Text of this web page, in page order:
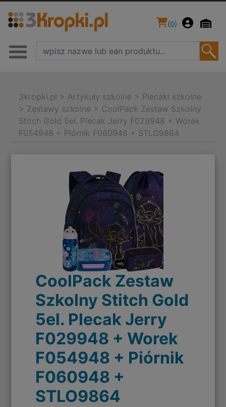
(0)
3kropki.pl > Artykuły szkolne > Plecaki szkolne
> Zestawy szkolne > CoolPack Zestaw Szkolny
Stitch Gold 5el. Plecak Jerry F029948 + Worek
F054948 + Piórnik F060948 + STLO9864
CoolPack Zestaw
Szkolny Stitch Gold
5el. Plecak Jerry
F029948 + Worek
F054948 + Piórnik
F060948 +
STLO9864